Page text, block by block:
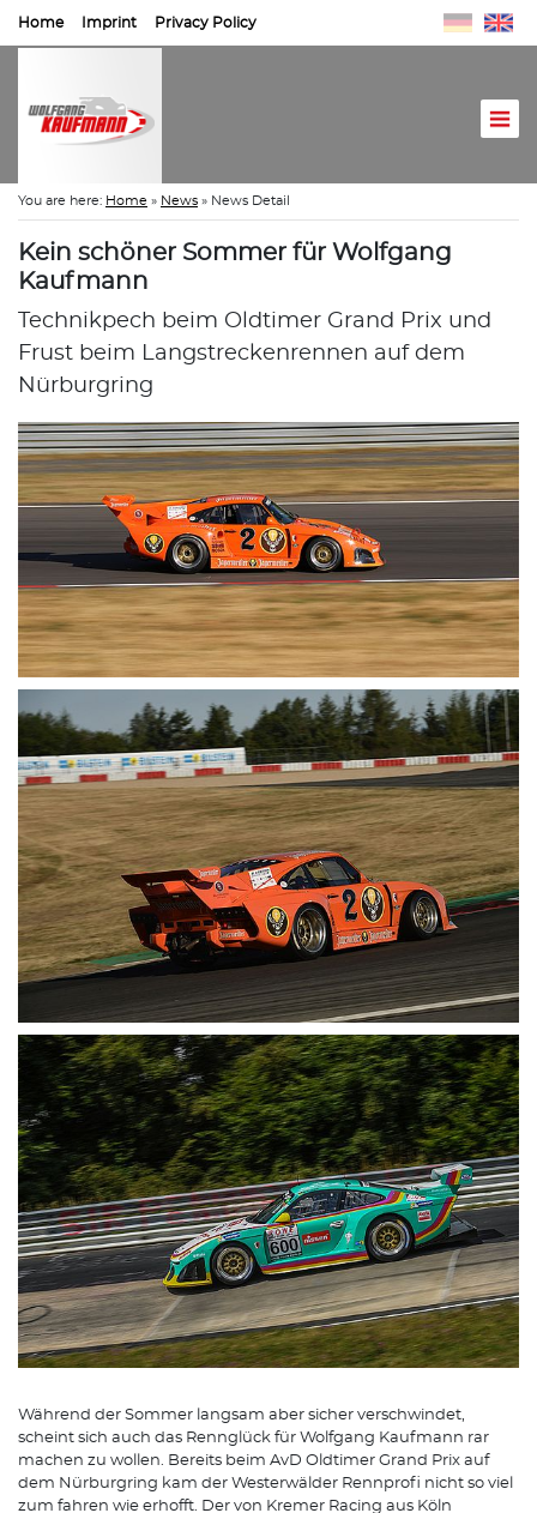
Home Imprint Privacy Policy
You are here: Home » News » News Detail
Kein schöner Sommer für Wolfgang
Kaufmann
Technikpech beim Oldtimer Grand Prix und
Frust beim Langstreckenrennen auf dem
Nürburgring
Während der Sommer langsam aber sicher verschwindet,
scheint sich auch das Rennglück für Wolfgang Kaufmann rar
machen zu wollen. Bereits beim AvD Oldtimer Grand Prix auf
dem Nürburgring kam der Westerwälder Rennprofi nicht so viel
zum fahren wie erhofft. Der von Kremer Racing aus Köln